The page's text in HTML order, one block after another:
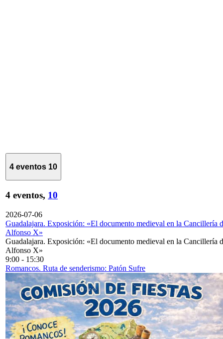
4 eventos 10
4 eventos, 10
2026-07-06
Guadalajara. Exposición: «El documento medieval en la Cancillería
Alfonso X»
Guadalajara. Exposición: «El documento medieval en la Cancillería
Alfonso X»
9:00 - 15:30
Romancos. Ruta de senderismo: Patón Sufre